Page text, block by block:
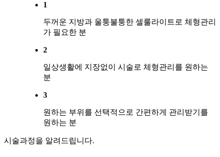
1
두꺼운 지방과 울퉁불퉁한 셀룰라이트로 체형관리
가 필요한 분
2
일상생활에 지장없이 시술로 체형관리를 원하는
분
3
원하는 부위를 선택적으로 간편하게 관리받기를
원하는 분
시술과정을 알려드립니다.